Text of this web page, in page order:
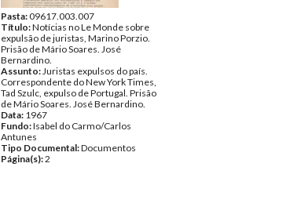
Pasta:09617.003.007
Título:Notícias no Le Monde sobre
expulsão de juristas, Marino Porzio.
Prisão de Mário Soares. José
Bernardino.
Assunto:Juristas expulsos do país.
Correspondente do New York Times,
Tad Szulc, expulso de Portugal. Prisão
de Mário Soares. José Bernardino.
Data: 1967
Fundo:Isabel do Carmo/Carlos
Antunes
Tipo Documental:Documentos
Página(s):2